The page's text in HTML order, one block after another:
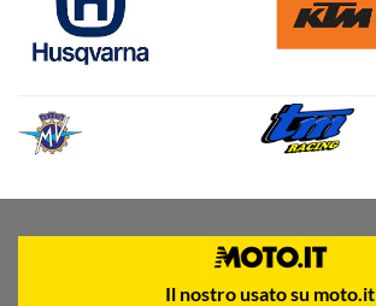
Il nostro usato su moto.it